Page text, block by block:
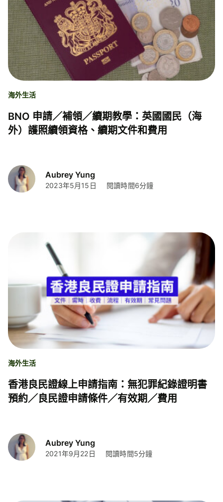
海外生活
BNO 申請／補領／續期教學：英國國民（海
外）護照續領資格、續期文件和費用
Aubrey Yung
2023年5月15日 閱讀時間6分鐘
海外生活
香港良民證線上申請指南：無犯罪紀錄證明書
預約／良民證申請條件／有效期／費用
Aubrey Yung
2021年9月22日 閱讀時間5分鐘